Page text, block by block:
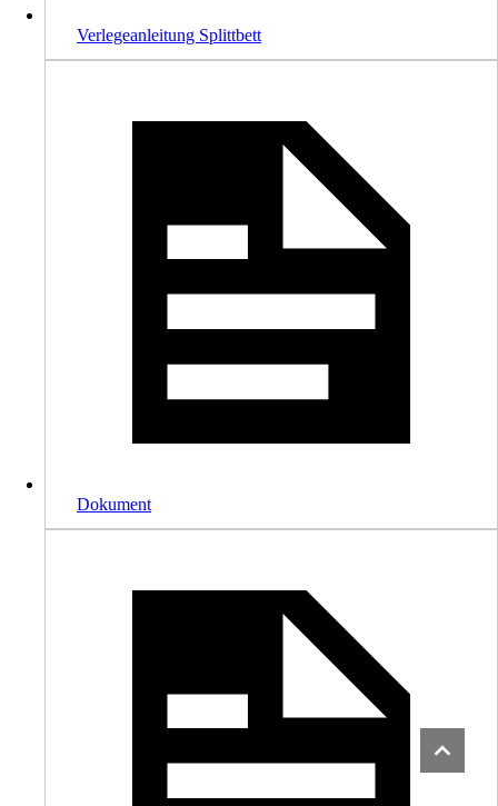
Verlegeanleitung Splittbett
Dokument